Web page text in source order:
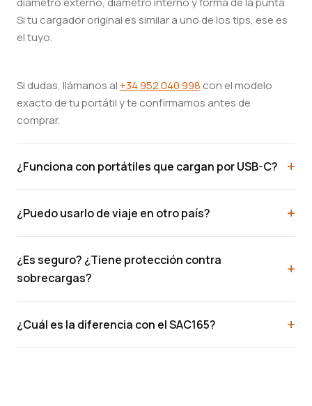
Si tu cargador original es similar a uno de los tips, ese es
el tuyo.
Si dudas, llámanos al+34 952 040 998 con el modelo
exacto de tu portátil y te confirmamos antes de
comprar.
¿Funciona con portátiles que cargan por USB-C?
¿Puedo usarlo de viaje en otro país?
¿Es seguro? ¿Tiene protección contra
sobrecargas?
¿Cuál es la diferencia con el SAC165?